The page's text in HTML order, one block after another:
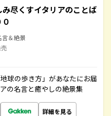
尽くすイタリアのことば
言＆絶景
球の歩き方」があなたにお届
の名言と癒やしの絶景集
詳細を見る